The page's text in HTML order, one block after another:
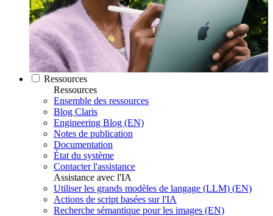
Ressources
Ressources
Ensemble des ressources
Blog Claris
Engineering Blog (EN)
Notes de publication
Documentation
État du système
Contacter l'assistance
Assistance avec l'IA
Utiliser les grands modèles de langage (LLM) (EN)
Actions de script basées sur l'IA
Recherche sémantique pour les images (EN)